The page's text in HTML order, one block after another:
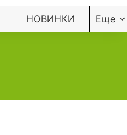
НОВИНКИ Еще